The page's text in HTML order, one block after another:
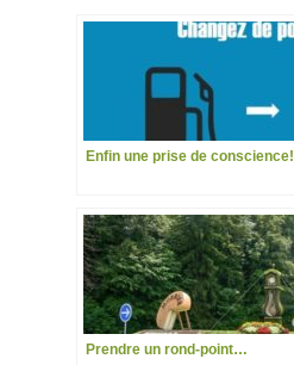
Enfin une prise de conscience!
Prendre un rond-point…